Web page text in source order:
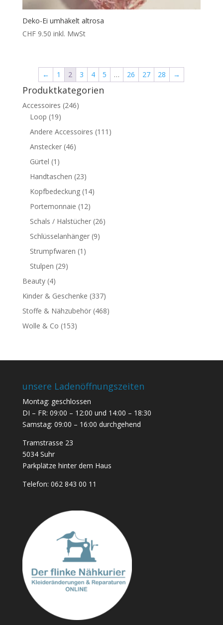
Deko-Ei umhäkelt altrosa
CHF9.50 inkl. MwSt
← 1 2 3 4 5 … 26 27 28 →
Produktkategorien
Accessoires (246)
Loop (19)
Andere Accessoires (111)
Anstecker (46)
Gürtel (1)
Handtaschen (23)
Kopfbedeckung (14)
Portemonnaie (12)
Schals / Halstücher (26)
Schlüsselanhänger (9)
Strumpfwaren (1)
Stulpen (29)
Beauty (4)
Kinder & Geschenke (337)
Stoffe & Nähzubehör (468)
Wolle & Co (153)
unsere Ladenöffnungszeiten
Montag: geschlossen
DI – FR: 09:00 – 12:00 und 14:00 – 18:30
Samstag: 09:00 – 16:00 durchgehend
Tramstrasse 23
5034 Suhr
Parkplätze hinter dem Haus
Telefon: 062 843 00 11